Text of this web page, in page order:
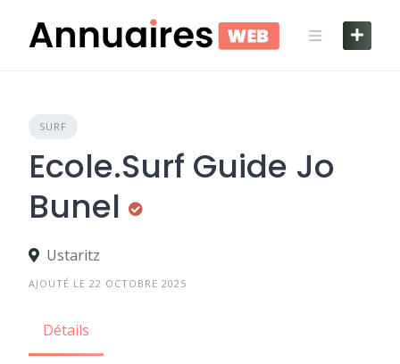
content
SURF
Ecole.Surf Guide Jo
Bunel
Ustaritz
AJOUTÉ LE 22 OCTOBRE 2025
Détails